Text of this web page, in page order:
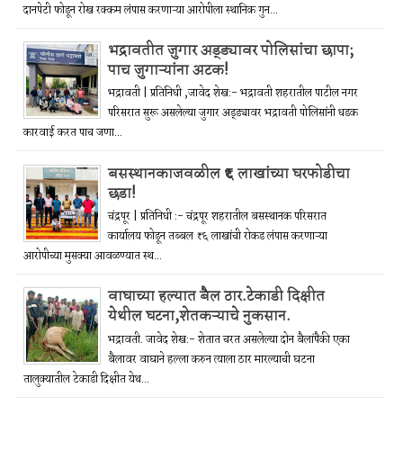
दानपेटी फोडून रोख रक्कम लंपास करणाऱ्या आरोपीला स्थानिक गुन...
भद्रावतीत जुगार अड्ड्यावर पोलिसांचा छापा;
पाच जुगाऱ्यांना अटक!
भद्रावती | प्रतिनिधी ,जावेद शेख:- भद्रावती शहरातील पाटील नगर
परिसरात सुरू असलेल्या जुगार अड्ड्यावर भद्रावती पोलिसांनी धडक
कारवाई करत पाच जणा...
बसस्थानकाजवळील ₹६ लाखांच्या घरफोडीचा
छडा!
चंद्रपूर | प्रतिनिधी :- चंद्रपूर शहरातील बसस्थानक परिसरात
कार्यालय फोडून तब्बल ₹६ लाखांची रोकड लंपास करणाऱ्या
आरोपीच्या मुसक्या आवळण्यात स्थ...
वाघाच्या हल्यात बैल ठार.टेकाडी दिक्षीत
येथील घटना,शेतकऱ्याचे नुकसान.
भद्रावती. जावेद शेख:- शेतात चरत असलेल्या दोन बैलांपैकी एका
बैलावर वाघाने हल्ला करुन त्याला ठार मारल्याची घटना
तालुक्यातील टेकाडी दिक्षीत येथ...